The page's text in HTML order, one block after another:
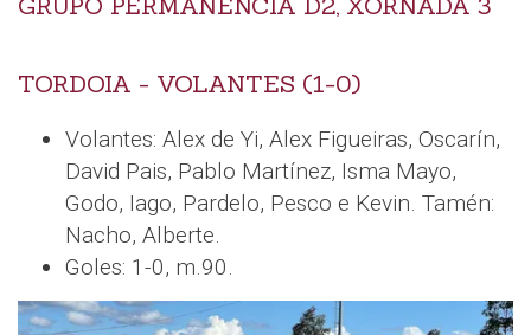
TORDOIA - VOLANTES (1-0)
Volantes: Alex de Yi, Alex Figueiras, Oscarín,
David Pais, Pablo Martínez, Isma Mayo,
Godo, Iago, Pardelo, Pesco e Kevin. Tamén:
Nacho, Alberte.
Goles: 1-0, m.90.